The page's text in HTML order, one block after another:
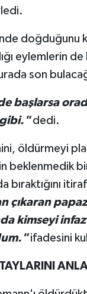
doğduğunu
eylemlerin
son
başlarsa
gibi."dedi.
öldürmeyi
beklenmedik
bıraktığını
çıkaran
kimseyi
ifadesini